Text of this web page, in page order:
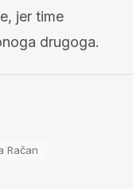
jer time
drugoga.
Račan